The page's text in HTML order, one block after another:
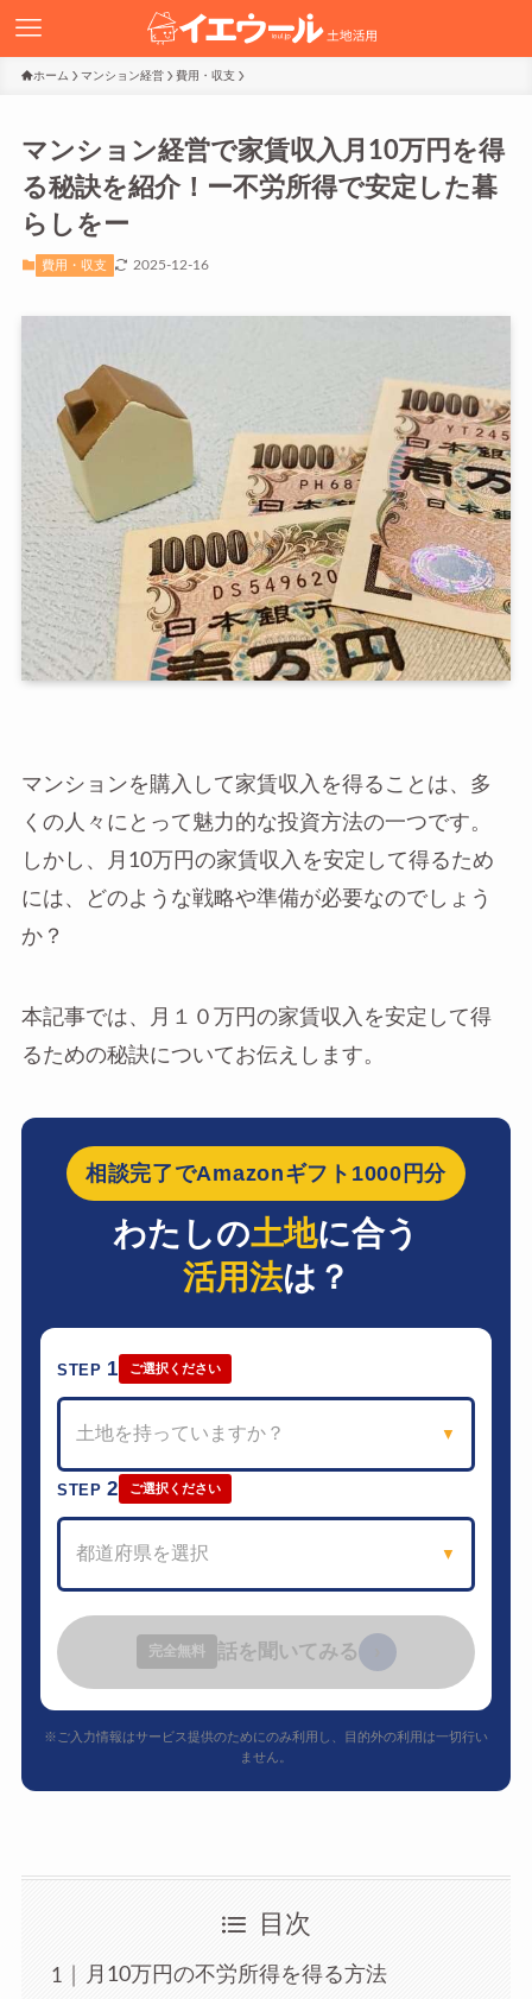
ホーム マンション経営 費用・収支
マンション経営で家賃収入月10万円を得
る秘訣を紹介！ー不労所得で安定した暮
らしをー
費用・収支 2025-12-16
マンションを購入して家賃収入を得ることは、多
くの人々にとって魅力的な投資方法の一つです。
しかし、月10万円の家賃収入を安定して得るため
には、どのような戦略や準備が必要なのでしょう
か？
本記事では、月１０万円の家賃収入を安定して得
るための秘訣についてお伝えします。
相談完了でAmazonギフト1000円分
わたしの土地に合う
活用法は？
STEP 1 ご選択ください
土地を持っていますか？ ▼
STEP2 ご選択ください
都道府県を選択 ▼
完全無料 話を聞いてみる
※ご入力情報はサービス提供のためにのみ利用し、目的外の利用は一切行い
ません。
目次
月10万円の不労所得を得る方法